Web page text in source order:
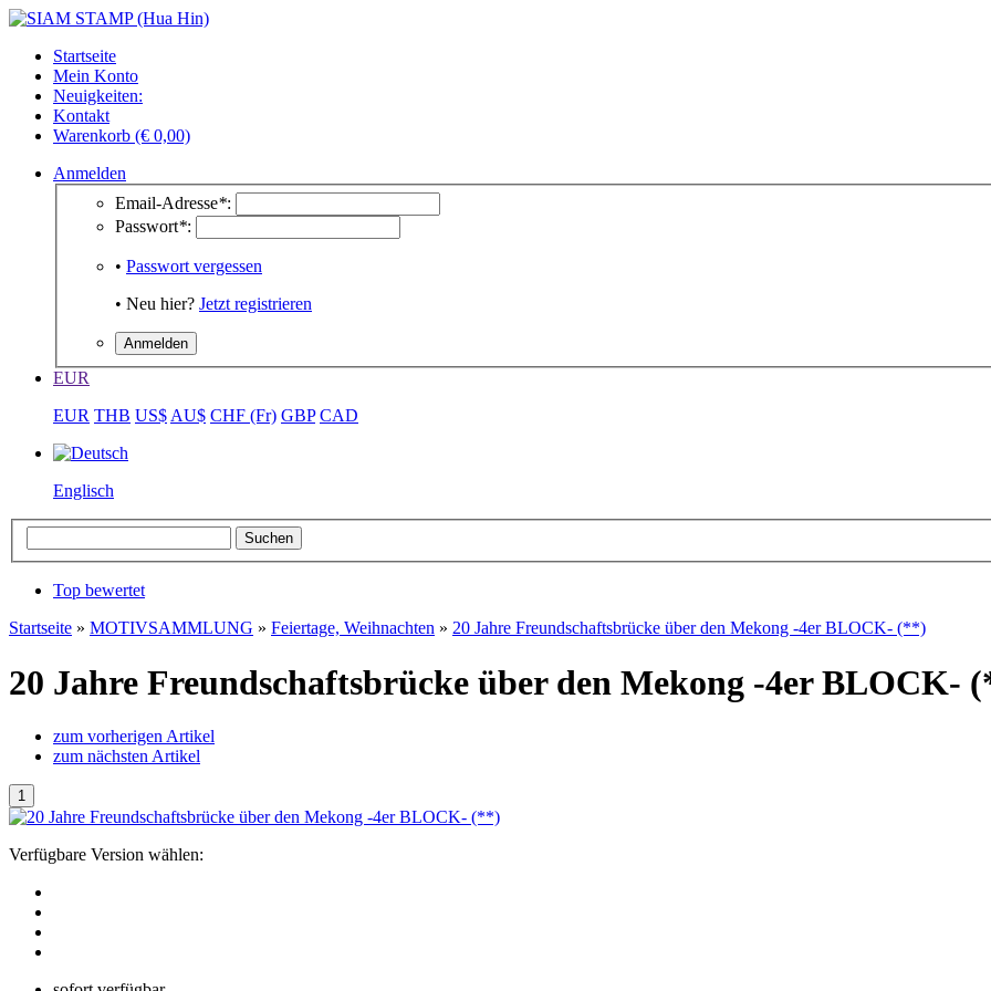
Startseite
Mein Konto
Neuigkeiten:
Kontakt
Warenkorb (€ 0,00)
Anmelden
Email-Adresse*:
Passwort*:
• Passwort vergessen
• Neu hier? Jetzt registrieren
EUR
EUR THB US$ AU$ CHF (Fr) GBP CAD
Englisch
Top bewertet
Startseite » MOTIVSAMMLUNG » Feiertage, Weihnachten » 20 Jahre Freundschaftsbrücke über den Mekong -4er BLOCK- (**)
20 Jahre Freundschaftsbrücke über den Mekong -4er BLOCK-
zum vorherigen Artikel
zum nächsten Artikel
Verfügbare Version wählen: